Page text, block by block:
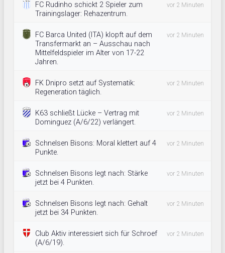
FC Rudinho schickt 2 Spieler zum
Trainingslager: Rehazentrum.
vor 2 Minuten
FC Barca United (ITA) klopft auf dem
Transfermarkt an – Ausschau nach
Mittelfeldspieler im Alter von 17-22
Jahren.
vor 2 Minuten
FK Dnipro setzt auf Systematik:
Regeneration täglich.
vor 2 Minuten
K63 schließt Lücke – Vertrag mit
Dominguez (A/6/22) verlängert.
vor 2 Minuten
Schnelsen Bisons: Moral klettert auf 4
Punkte.
vor 2 Minuten
Schnelsen Bisons legt nach: Stärke
jetzt bei 4 Punkten.
vor 2 Minuten
Schnelsen Bisons legt nach: Gehalt
jetzt bei 34 Punkten.
vor 2 Minuten
Club Aktiv interessiert sich für Schroef
(A/6/19).
vor 2 Minuten